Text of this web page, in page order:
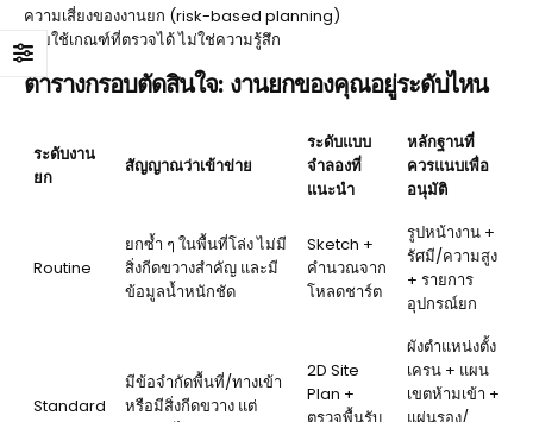
ความเสี่ยงของงานยก (risk-based planning)
โดยใช้เกณฑ์ที่ตรวจได้ ไม่ใช่ความรู้สึก
ตารางกรอบตัดสินใจ: งานยกของคุณอยู่ระดับไหน
ระดับงาน
ยก
สัญญาณว่าเข้าข่าย
ระดับแบบ
จำลองที่
แนะนำ
หลักฐานที่
ควรแนบเพื่อ
อนุมัติ
Routine
ยกซ้ำ ๆ ในพื้นที่โล่ง ไม่มี
สิ่งกีดขวางสำคัญ และมี
ข้อมูลน้ำหนักชัด
Sketch +
คำนวณจาก
โหลดชาร์ต
รูปหน้างาน +
รัศมี/ความสูง
+ รายการ
อุปกรณ์ยก
Standard
มีข้อจำกัดพื้นที่/ทางเข้า
หรือมีสิ่งกีดขวาง แต่
2D Site
Plan +
ผังตำแหน่งตั้ง
เครน + แผน
เขตห้ามเข้า +